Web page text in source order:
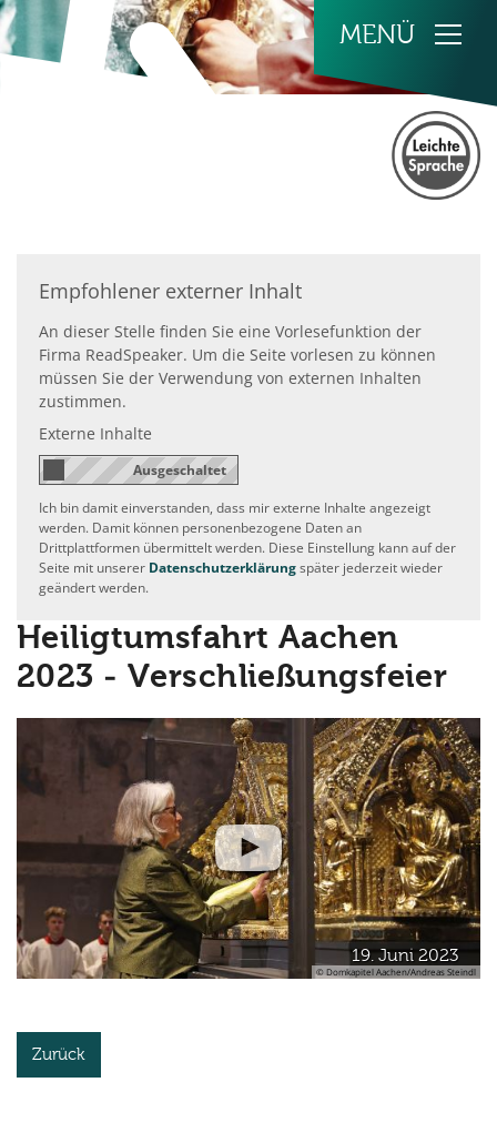
Zum Inhalt springen
Empfohlener externer Inhalt
An dieser Stelle finden Sie eine Vorlesefunktion der
Firma ReadSpeaker. Um die Seite vorlesen zu können
müssen Sie der Verwendung von externen Inhalten
zustimmen.
Externe Inhalte
Ich bin damit einverstanden, dass mir externe Inhalte angezeigt
werden. Damit können personenbezogene Daten an
Drittplattformen übermittelt werden. Diese Einstellung kann auf der
Seite mit unserer Datenschutzerklärungspäter jederzeit wieder
geändert werden.
Heiligtumsfahrt Aachen
2023 - Verschließungsfeier
19. Juni 2023
© Domkapitel Aachen/Andreas Steindl
Zurück